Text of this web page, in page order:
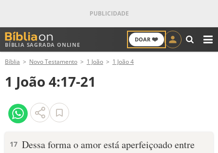
BÍBLIA SAGRADA ONLINE
DOAR ❤️
ANTIGO TESTAMENTO
NOVO TESTAMENTO
VERSÍCULOS
Bíblia Novo Testamento 1 João 1 João 4
1 João 4:17-21
17 Dessa forma o amor está aperfeiçoado entre